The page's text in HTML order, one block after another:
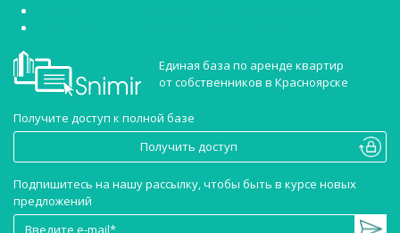
Единая база по аренде квартир
от собственников в Красноярске
Получите доступ к полной базе
Получить доступ
Подпишитесь на нашу рассылку, чтобы быть в курсе новых
предложений